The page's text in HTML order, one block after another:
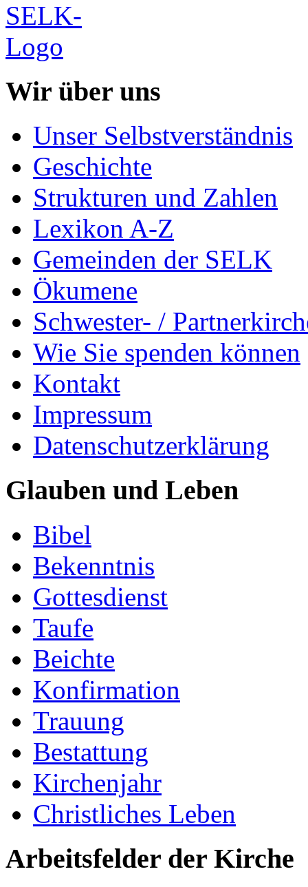
Wir über uns
Unser Selbstverständnis
Geschichte
Strukturen und Zahlen
Lexikon A-Z
Gemeinden der SELK
Ökumene
Schwester- /
Wie Sie spenden können
Kontakt
Impressum
Datenschutzerklärung
Glauben und Leben
Bibel
Bekenntnis
Gottesdienst
Taufe
Beichte
Konfirmation
Trauung
Bestattung
Kirchenjahr
Christliches Leben
Arbeitsfelder der Kirche